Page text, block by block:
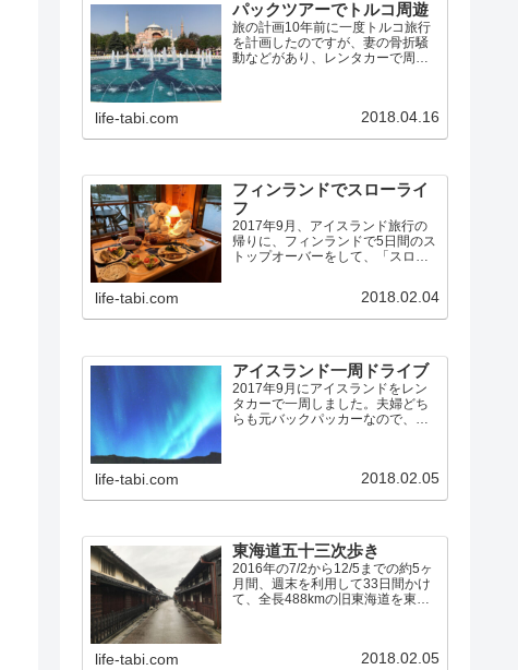
パックツアーでトルコ周遊
旅の計画10年前に一度トルコ旅行
を計画したのですが、妻の骨折騒
動などがあり、レンタカーで周れ
が、航空券が高かったり、治安が
life-tabi.com 2018.04.16
フィンランドでスローライ
フ
2017年9月、アイスランド旅行の
帰りに、フィンランドで5日間のス
トップオーバーをして、「スロー
前半は、普通の観光旅行です。後
半が、スローライフ体験です。大
life-tabi.com 2018.02.04
アイスランド一周ドライブ
2017年9月にアイスランドをレン
タカーで一周しました。夫婦どち
らも元バックパッカーなので、宿
Airbnbを利用しましたが、これは
life-tabi.com 2018.02.05
東海道五十三次歩き
2016年の7/2から12/5までの約5ヶ
月間、週末を利用して33日間かけ
て、全長488kmの旧東海道を東京
答） 7/2: 日本橋→品川宿 7/…
life-tabi.com 2018.02.05